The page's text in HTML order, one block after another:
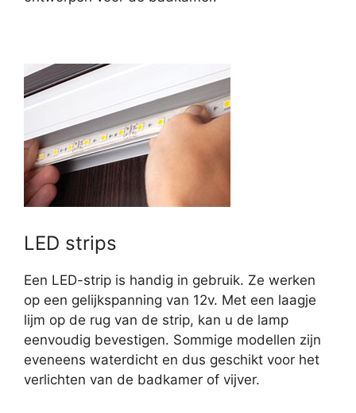
LED strips
Een LED-strip is handig in gebruik. Ze werken
op een gelijkspanning van 12v. Met een laagje
lijm op de rug van de strip, kan u de lamp
eenvoudig bevestigen. Sommige modellen zijn
eveneens waterdicht en dus geschikt voor het
verlichten van de badkamer of vijver.